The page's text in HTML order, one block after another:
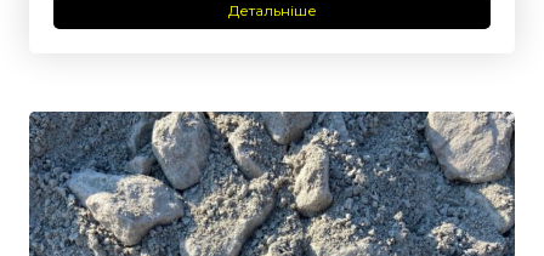
Детальніше